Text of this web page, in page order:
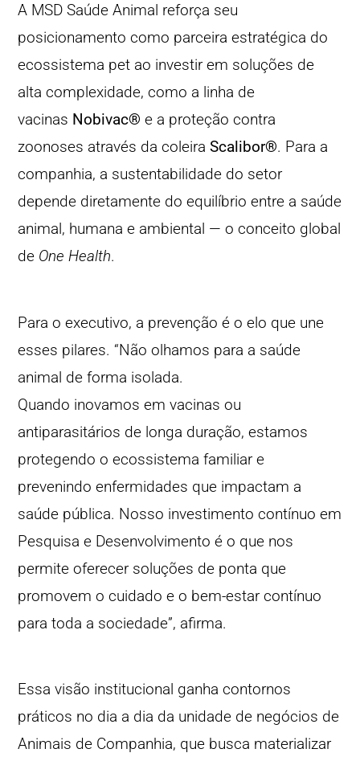
A MSD Saúde Animal reforça seu
posicionamento como parceira estratégica do
ecossistema pet ao investir em soluções de
alta complexidade, como a linha de
vacinas Nobivac® e a proteção contra
zoonoses através da coleiraScalibor®. Para a
companhia, a sustentabilidade do setor
depende diretamente do equilíbrio entre a saúde
animal, humana e ambiental — o conceito global
de One Health.
Para o executivo, a prevenção é o elo que une
esses pilares. “Não olhamos para a saúde
animal de forma isolada.
Quando inovamos em vacinas ou
antiparasitários de longa duração, estamos
protegendo o ecossistema familiar e
prevenindo enfermidades que impactam a
saúde pública. Nosso investimento contínuo em
Pesquisa e Desenvolvimento é o que nos
permite oferecer soluções de ponta que
promovem o cuidado e o bem-estar contínuo
para toda a sociedade”, afirma.
Essa visão institucional ganha contornos
práticos no dia a dia da unidade de negócios de
Animais de Companhia, que busca materializar